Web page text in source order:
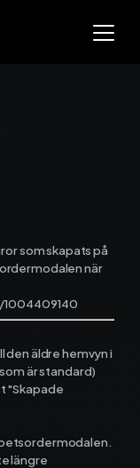
som skapats på
när
den äldre hemvyn i
är standard)
"Skapade
längre